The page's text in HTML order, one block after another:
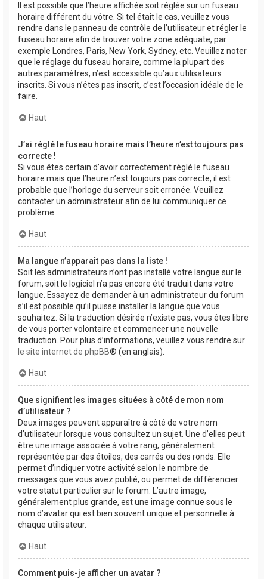
Il est possible que l’heure affichée soit réglée sur un fuseau
horaire différent du vôtre. Si tel était le cas, veuillez vous
rendre dans le panneau de contrôle de l’utilisateur et régler le
fuseau horaire afin de trouver votre zone adéquate, par
exemple Londres, Paris, New York, Sydney, etc. Veuillez noter
que le réglage du fuseau horaire, comme la plupart des
autres paramètres, n’est accessible qu’aux utilisateurs
inscrits. Si vous n’êtes pas inscrit, c’est l’occasion idéale de le
faire.
Haut
J’ai réglé le fuseau horaire mais l’heure n’est toujours pas
correcte !
Si vous êtes certain d’avoir correctement réglé le fuseau
horaire mais que l’heure n’est toujours pas correcte, il est
probable que l’horloge du serveur soit erronée. Veuillez
contacter un administrateur afin de lui communiquer ce
problème.
Haut
Ma langue n’apparaît pas dans la liste !
Soit les administrateurs n’ont pas installé votre langue sur le
forum, soit le logiciel n’a pas encore été traduit dans votre
langue. Essayez de demander à un administrateur du forum
s’il est possible qu’il puisse installer la langue que vous
souhaitez. Si la traduction désirée n’existe pas, vous êtes libre
de vous porter volontaire et commencer une nouvelle
traduction. Pour plus d’informations, veuillez vous rendre sur
le site internet de phpBB® (en anglais).
Haut
Que signifient les images situées à côté de mon nom
d’utilisateur ?
Deux images peuvent apparaître à côté de votre nom
d’utilisateur lorsque vous consultez un sujet. Une d’elles peut
être une image associée à votre rang, généralement
représentée par des étoiles, des carrés ou des ronds. Elle
permet d’indiquer votre activité selon le nombre de
messages que vous avez publié, ou permet de différencier
votre statut particulier sur le forum. L’autre image,
généralement plus grande, est une image connue sous le
nom d’avatar qui est bien souvent unique et personnelle à
chaque utilisateur.
Haut
Comment puis-je afficher un avatar ?